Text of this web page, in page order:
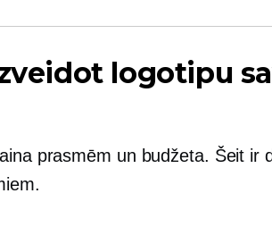
logotipu
prasmēm un budžeta. Šeit ir